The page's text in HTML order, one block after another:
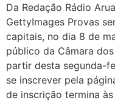
Da Redação Rádio
GettyImages Provas
capitais, no dia 8 de
público da Câmara
partir desta segunda-
se inscrever pela
de inscrição termina